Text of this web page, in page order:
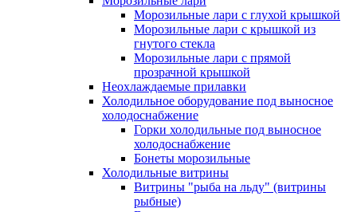
Морозильные лари с глухой крышкой
Морозильные лари с крышкой из
гнутого стекла
Морозильные лари с прямой
прозрачной крышкой
Неохлаждаемые прилавки
Холодильное оборудование под выносное
холодоснабжение
Горки холодильные под выносное
холодоснабжение
Бонеты морозильные
Холодильные витрины
Витрины "рыба на льду" (витрины
рыбные)